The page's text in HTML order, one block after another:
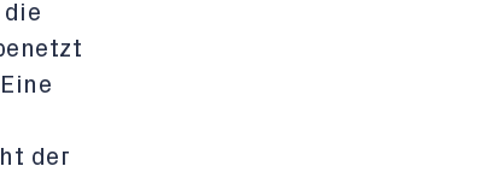
die
der